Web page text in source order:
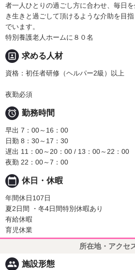
者一人ひとりの過ごし方に合わせ、毎日を
き生きと過ごして頂けるような介助を目
でいます。
特別養護老人ホームに８０名
portrait 求める人材
資格：初任者研修（ヘルパー2級）以上
夜勤必須
 勤務時間
早出 7：00～16：00
日勤 8：30～17：30
遅出 11：00～20：00 / 13：00～22：00
夜勤 22：00～7：00
calendar_today 休日・休暇
年間休日107日
夏2日間 ・冬4日間特別休暇あり
有給休暇
育児休業
所在地・アクセ
people 施設形態